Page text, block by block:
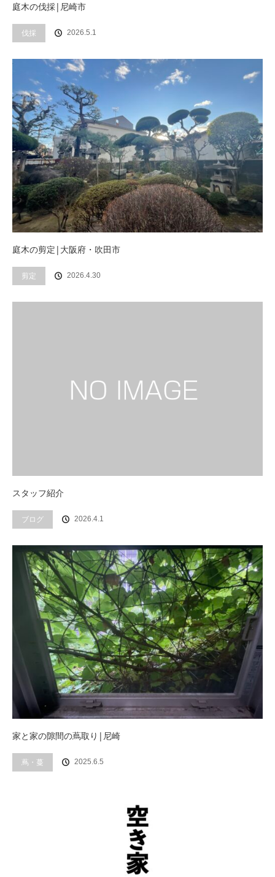
庭木の伐採|尼崎市
伐採 2026.5.1
庭木の剪定|大阪府・吹田市
剪定 2026.4.30
スタッフ紹介
ブログ 2026.4.1
家と家の隙間の蔦取り|尼崎
蔦・蔓 2025.6.5